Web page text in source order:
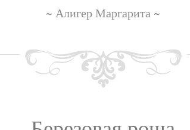
~ Алигер Маргарита ~